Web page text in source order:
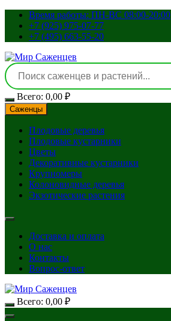
Перейти
содержимому
Время работы: ПН-ВС 08:00-20:00
+7 (925) 975-07-77
+7 (495) 663-55-20
Всего: 0,00 ₽
Саженцы
Плодовые деревья
Плодовые кустарники
Цветы
Декоративные кустарники
Крупномеры
Колоновидные деревья
Экзотические растения
Доставка и оплата
О нас
Контакты
Вопрос-ответ
Всего: 0,00 ₽